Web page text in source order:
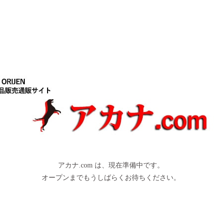
アカナ.com は、現在準備中です。
オープンまでもうしばらくお待ちください。